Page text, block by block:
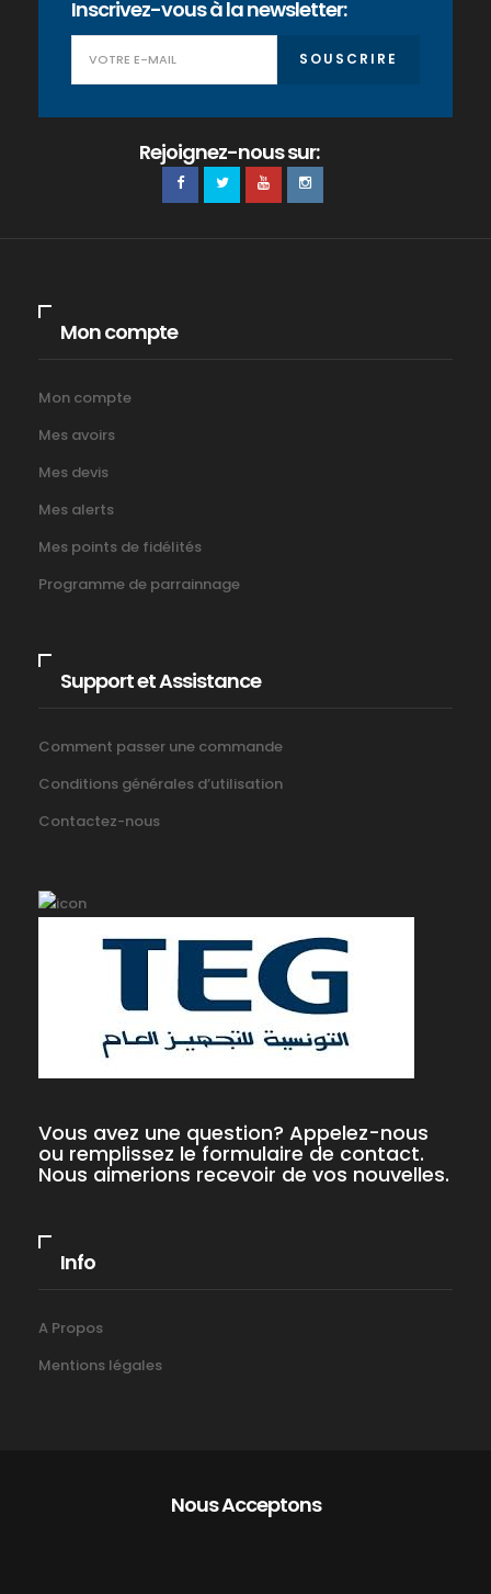
Inscrivez-vous à la newsletter:
SOUSCRIRE
Rejoignez-nous sur:
Mon compte
Mon compte
Mes avoirs
Mes devis
Mes alerts
Mes points de fidélités
Programme de parrainnage
Support et Assistance
Comment passer une commande
Conditions générales d’utilisation
Contactez-nous
Vous avez une question? Appelez-nous
ou remplissez le formulaire de contact.
Nous aimerions recevoir de vos nouvelles.
Info
A Propos
Mentions légales
Nous Acceptons